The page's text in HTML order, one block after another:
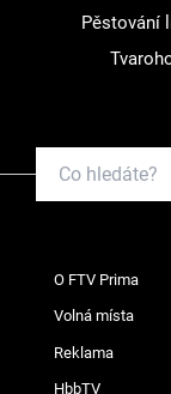
Pěstování
O FTV Prima
Volná místa
Reklama
HbbTV